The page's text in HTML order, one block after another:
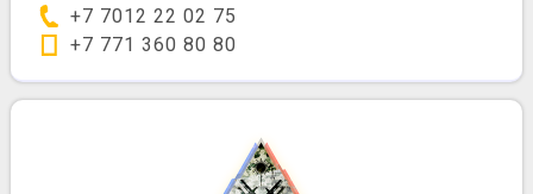
+7 7012 22 02 75
+7 771 360 80 80